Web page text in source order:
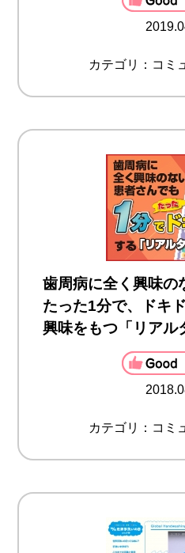
カテゴリ：コミ
歯周病に全く興味の
たった1分で、ドキ
興味をもつ「リアル
カテゴリ：コミ